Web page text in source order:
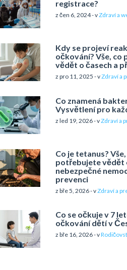
registrace?
z čen 6, 2024 - vZdraví a
Kdy se projeví
očkování? Vše, co
vědět o časech a
z pro 11, 2025 - vZdraví a
Co znamená
Vysvětlení pro
z led 19, 2026 - vZdraví a
Co je tetanus?
potřebujete vědět
nebezpečné
prevenci
z bře 5, 2026 - vZdraví a
Co se očkuje v 7
očkování dětí v
z bře 16, 2026 - v